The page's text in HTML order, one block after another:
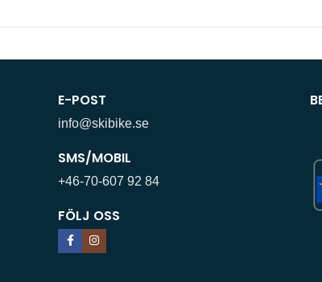
E-POST
info@skibike.se
SMS/MOBIL
+46-70-607 92 84
FÖLJ OSS